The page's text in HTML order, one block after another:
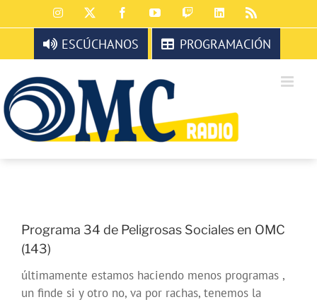
al
contenido
Instagram FacebookYouTubeTwitchLinkedIn
ESCÚCHANOS PROGRAMACIÓN
Programa 34 de Peligrosas Sociales en OMC
(143)
últimamente estamos haciendo menos programas ,
un finde si y otro no, va por rachas, tenemos la